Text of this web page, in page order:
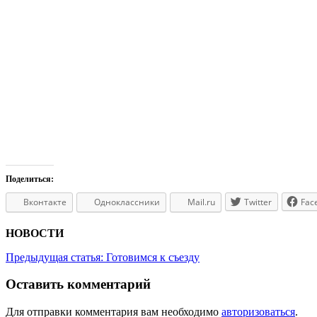
Поделиться:
Вконтакте Одноклассники Mail.ru Twitter
НОВОСТИ
Предыдущая статья: Готовимся к съезду
Оставить комментарий
Для отправки комментария вам необходимо авторизоваться.